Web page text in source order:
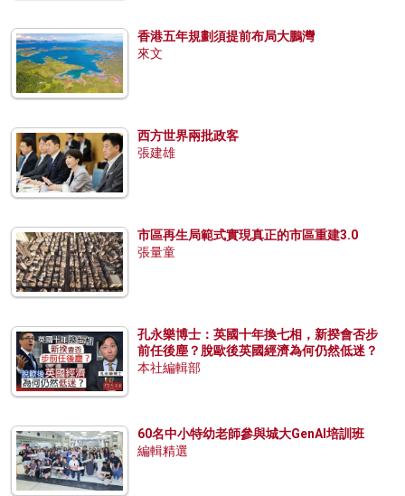
香港五年規劃須提前布局大鵬灣
來文
西方世界兩批政客
張建雄
市區再生局範式實現真正的市區重建3.0
張量童
孔永樂博士：英國十年換七相，新揆會否步
前任後塵？脫歐後英國經濟為何仍然低迷？
本社編輯部
60名中小特幼老師參與城大GenAI培訓班
編輯精選